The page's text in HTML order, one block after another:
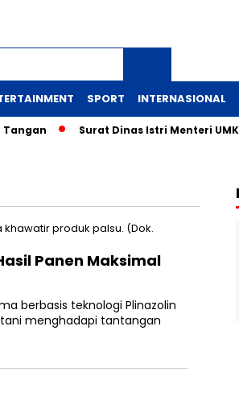
SPORT INTERNASIONAL
Tangan Surat Dinas Istri Menteri
Panen Maksimal
berbasis teknologi Plinazolin
menghadapi tantangan